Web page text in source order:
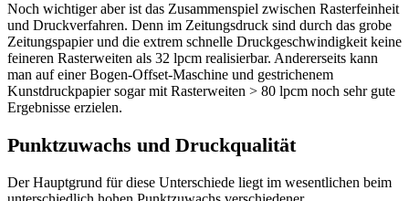
Noch wichtiger aber ist das Zusammenspiel zwischen Rasterfeinheit
und Druckverfahren. Denn im Zeitungsdruck sind durch das grobe
Zeitungspapier und die extrem schnelle Druckgeschwindigkeit keine
feineren Rasterweiten als 32 lpcm realisierbar. Andererseits kann
man auf einer Bogen-Offset-Maschine und gestrichenem
Kunstdruckpapier sogar mit Rasterweiten > 80 lpcm noch sehr gute
Ergebnisse erzielen.
Punktzuwachs und Druckqualität
Der Hauptgrund für diese Unterschiede liegt im wesentlichen beim